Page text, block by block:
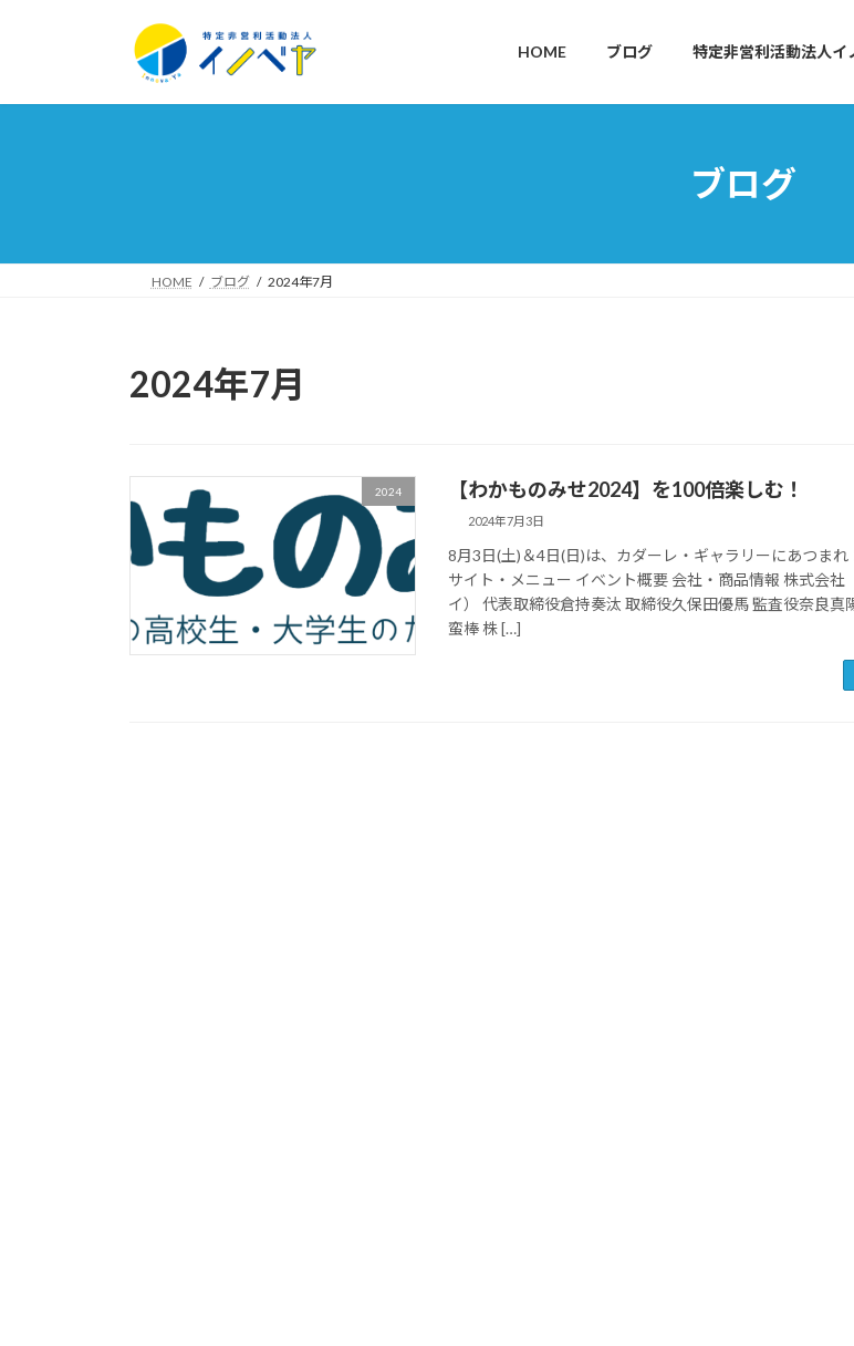
HOME ブログ 特定非営利活動法人イ
ブログ
HOME ブログ 2024年7月
2024年7月
2024 【わかものみせ2024】を100倍楽しむ！
2024年7月3日
8月3日(土)＆4日(日)は、カダーレ・ギャラリーにあつまれ
サイト・メニュー イベント概要 会社・商品情報 株式会
イ） 代表取締役倉持奏汰 取締役久保田優馬 監査役奈良真
蛮棒 株 […]